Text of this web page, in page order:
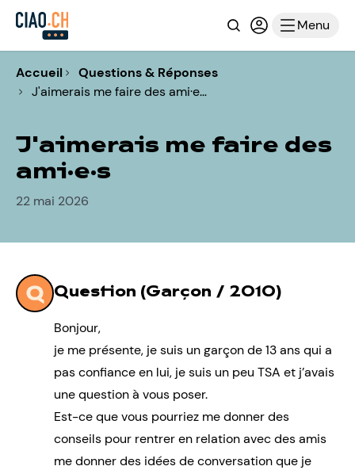
RechercheConnexion
Menu
Accueil
Questions & Réponses
J'aimerais me faire des ami·e…
J'aimerais me faire des
ami·e·s
22 mai 2026
Question (Garçon / 2010)
Bonjour,
je me présente, je suis un garçon de 13 ans qui a
pas confiance en lui, je suis un peu TSA et j’avais
une question à vous poser.
Est-ce que vous pourriez me donner des
conseils pour rentrer en relation avec des amis
me donner des idées de conversation que je